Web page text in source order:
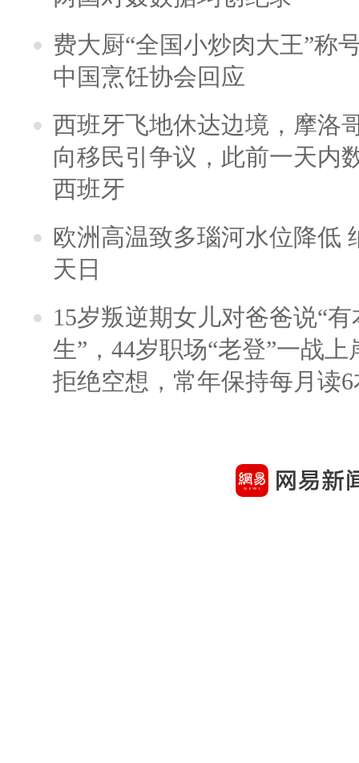
费大厨“全国小炒肉大王”称
中国烹饪协会回应
西班牙飞地休达边境，摩洛
向移民引争议，此前一天内
西班牙
欧洲高温致多瑙河水位降低
天日
15岁叛逆期女儿对爸爸说“
生”，44岁职场“老登”一战上
拒绝空想，常年保持每月读